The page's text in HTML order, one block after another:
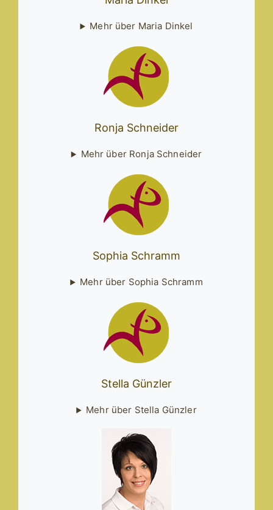
Mehr über Maria Dinkel
Ronja Schneider
Mehr über Ronja Schneider
Sophia Schramm
Mehr über Sophia Schramm
Stella Günzler
Mehr über Stella Günzler